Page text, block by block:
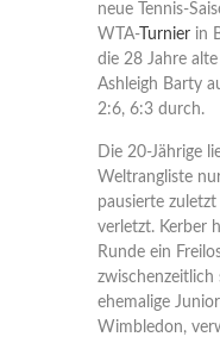
neue Tennis-
WTA-Turnierin
die 28 Jahre
Ashleigh Barty
2:6, 6:3 durch.
Die 20-Jährige
Weltrangliste
pausierte
verletzt. Kerber
Runde ein
zwischenzeitlich
ehemalige
Wimbledon,